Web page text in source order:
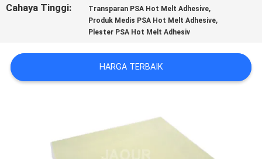
PERMINTAAN
SITEMAP
PRIVASI
Cahaya Tinggi: Transparan PSA Hot Melt Adhesive,
Produk Medis PSA Hot Melt Adhesive,
Plester PSA Hot Melt Adhesiv
HARGA TERBAIK